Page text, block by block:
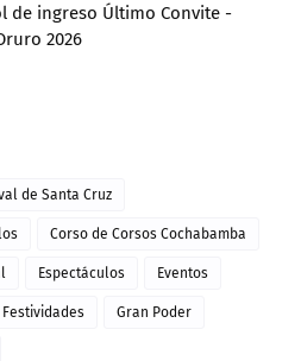
de ingreso Último Convite -
2026
de Santa Cruz
Corso de Corsos Cochabamba
Espectáculos Eventos
Festividades Gran Poder